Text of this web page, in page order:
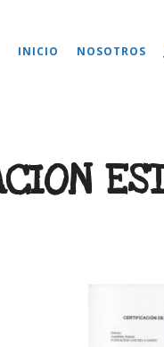
INICIO NOSOTROS